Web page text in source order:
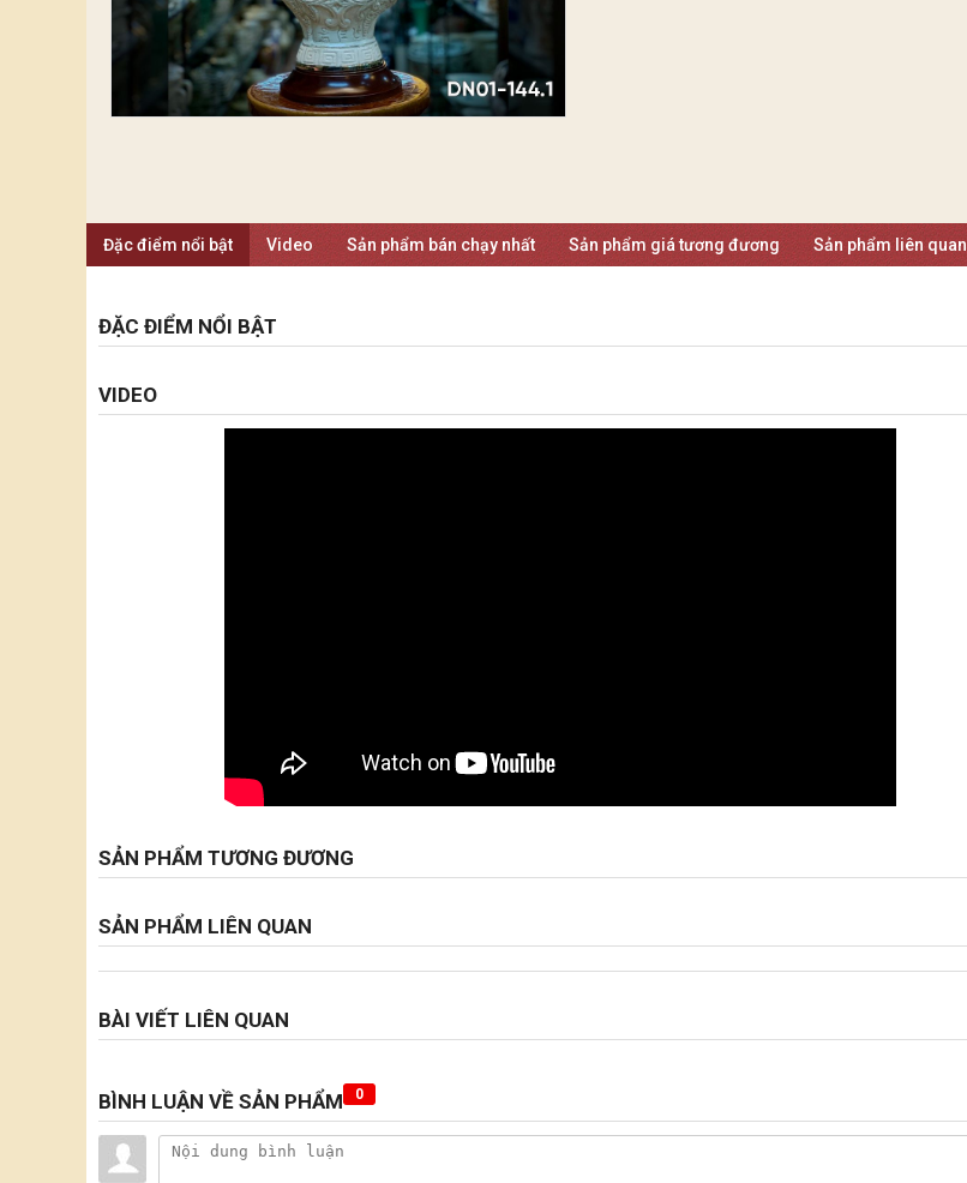
Đặc điểm nổi bật Video Sản phẩm bán chạy nhất Sản phẩm giá tương đương Sản phẩm liên quan
ĐẶC ĐIỂM NỔI BẬT
VIDEO
SẢN PHẨM TƯƠNG ĐƯƠNG
SẢN PHẨM LIÊN QUAN
BÀI VIẾT LIÊN QUAN
BÌNH LUẬN VỀ SẢN PHẨM 0